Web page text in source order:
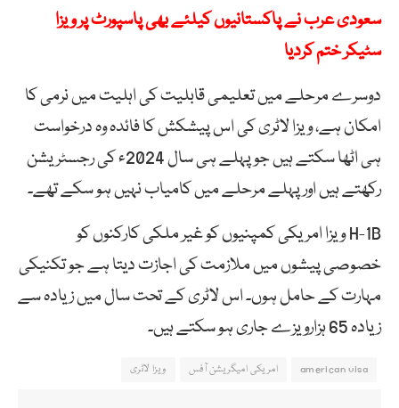
سعودی عرب نے پاکستانیوں کیلئے بھی پاسپورٹ پر ویزا
سٹیکر ختم کردیا
دوسرے مرحلے میں تعلیمی قابلیت کی اہلیت میں نرمی کا
امکان ہے، ویزا لاٹری کی اس پیشکش کا فائدہ وہ درخواست
ہی اٹھا سکتے ہیں جو پہلے ہی سال 2024ء کی رجسٹریشن
رکھتے ہیں اور پہلے مرحلے میں کامیاب نہیں ہو سکے تھے۔
H-1B ویزا امریکی کمپنیوں کو غیر ملکی کارکنوں کو
خصوصی پیشوں میں ملازمت کی اجازت دیتا ہے جو تکنیکی
مہارت کے حامل ہوں۔ اس لاٹری کے تحت سال میں زیادہ سے
زیادہ 65 ہزارویزے جاری ہو سکتے ہیں۔
american visa امریکی امیگریشن آفس ویزا لاٹری